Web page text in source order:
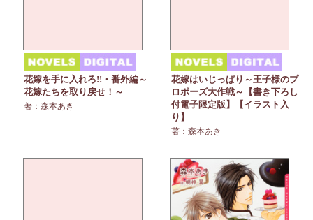
花嫁を手に入れろ!!・番外編～
花嫁たちを取り戻せ！～
著：森本あき
花嫁はいじっぱり～王子様のプ
ロポーズ大作戦～【書き下ろし
付電子限定版】【イラスト入
り】
著：森本あき